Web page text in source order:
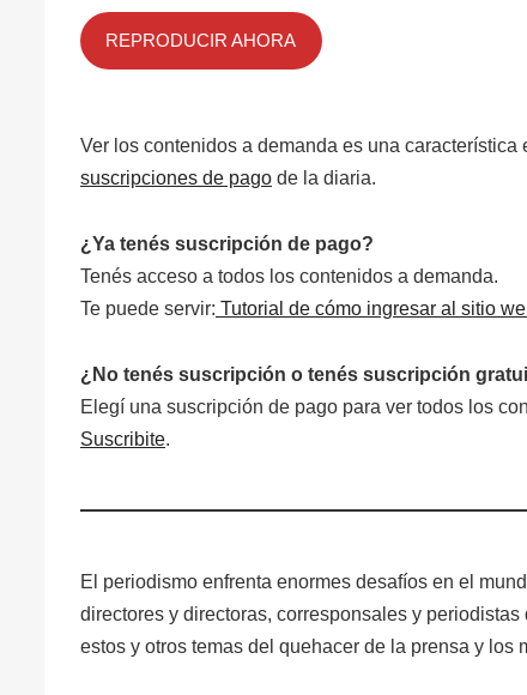
REPRODUCIR AHORA
Ver los contenidos a demanda es una
suscripciones de pago de la diaria.
¿Ya tenés suscripción de pago?
Tenés acceso a todos los contenidos a demanda.
Te puede servir: Tutorial de cómo ingresar al sitio
¿No tenés suscripción o tenés suscripción
Elegí una suscripción de pago para ver todos los
Suscribite.
El periodismo enfrenta enormes desafíos en el
directores y directoras, corresponsales y
estos y otros temas del quehacer de la prensa y los